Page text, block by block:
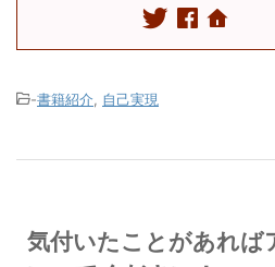
-書籍紹介 自己実現
気付いたことがあれば